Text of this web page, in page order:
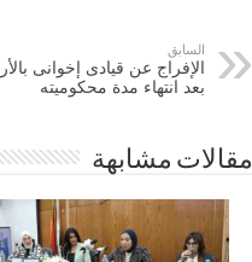
السابق
الإفراج عن قيادى إخوانى
بعد انتهاء مدة محكوميته
مقالات مشابهة